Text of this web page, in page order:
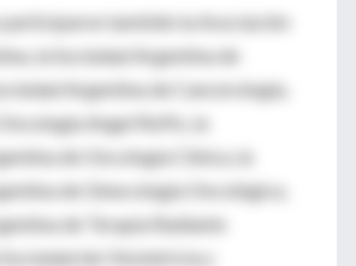
participaron también la Asociación
la Sociedad Argentina de
Argentina de Cancerología,
Angel Roffo, la
de Oncología Clínica, la
de Ginecología Oncológica,
de Terapia Radiante
Sociedad de Obstetricia y